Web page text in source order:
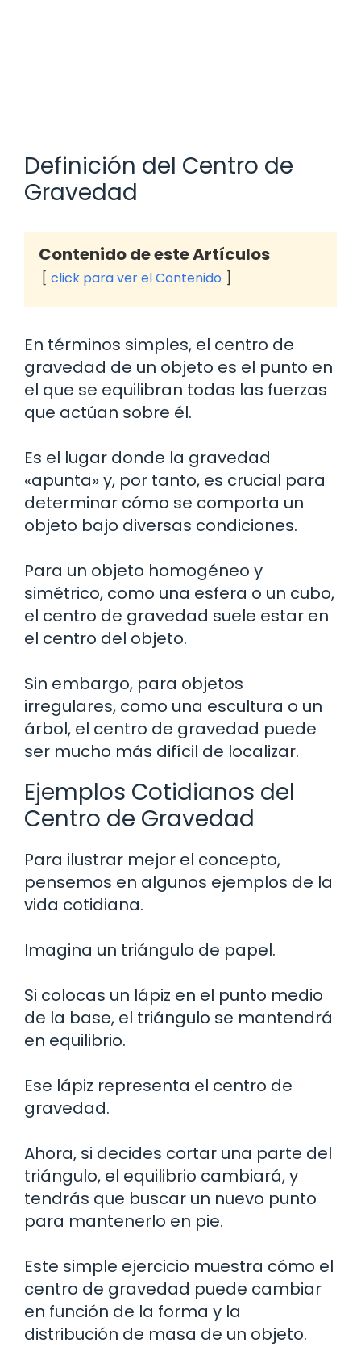
Definición del Centro de
Gravedad
Contenido de este Artículos
click para ver el Contenido
En términos simples, el centro de
gravedad de un objeto es el punto en
el que se equilibran todas las fuerzas
que actúan sobre él.
Es el lugar donde la gravedad
«apunta» y, por tanto, es crucial para
determinar cómo se comporta un
objeto bajo diversas condiciones.
Para un objeto homogéneo y
simétrico, como una esfera o un cubo,
el centro de gravedad suele estar en
el centro del objeto.
Sin embargo, para objetos
irregulares, como una escultura o un
árbol, el centro de gravedad puede
ser mucho más difícil de localizar.
Ejemplos Cotidianos del
Centro de Gravedad
Para ilustrar mejor el concepto,
pensemos en algunos ejemplos de la
vida cotidiana.
Imagina un triángulo de papel.
Si colocas un lápiz en el punto medio
de la base, el triángulo se mantendrá
en equilibrio.
Ese lápiz representa el centro de
gravedad.
Ahora, si decides cortar una parte del
triángulo, el equilibrio cambiará, y
tendrás que buscar un nuevo punto
para mantenerlo en pie.
Este simple ejercicio muestra cómo el
centro de gravedad puede cambiar
en función de la forma y la
distribución de masa de un objeto.